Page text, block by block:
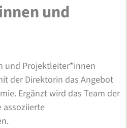
und
und Projektleiter*innen
der Direktorin das Angebot
Ergänzt wird das Team der
assoziierte